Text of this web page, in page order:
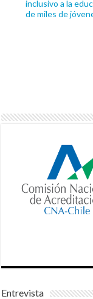
inclusivo a la
de miles de
Entrevista